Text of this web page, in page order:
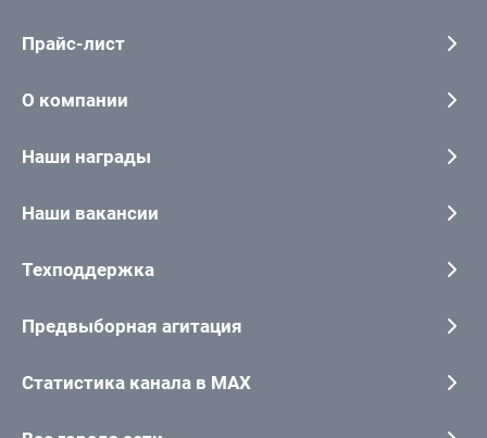
Прайс-лист
О компании
Наши награды
Наши вакансии
Техподдержка
Предвыборная агитация
Статистика канала в MAX